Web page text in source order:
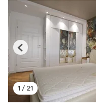
1 / 21
Previous